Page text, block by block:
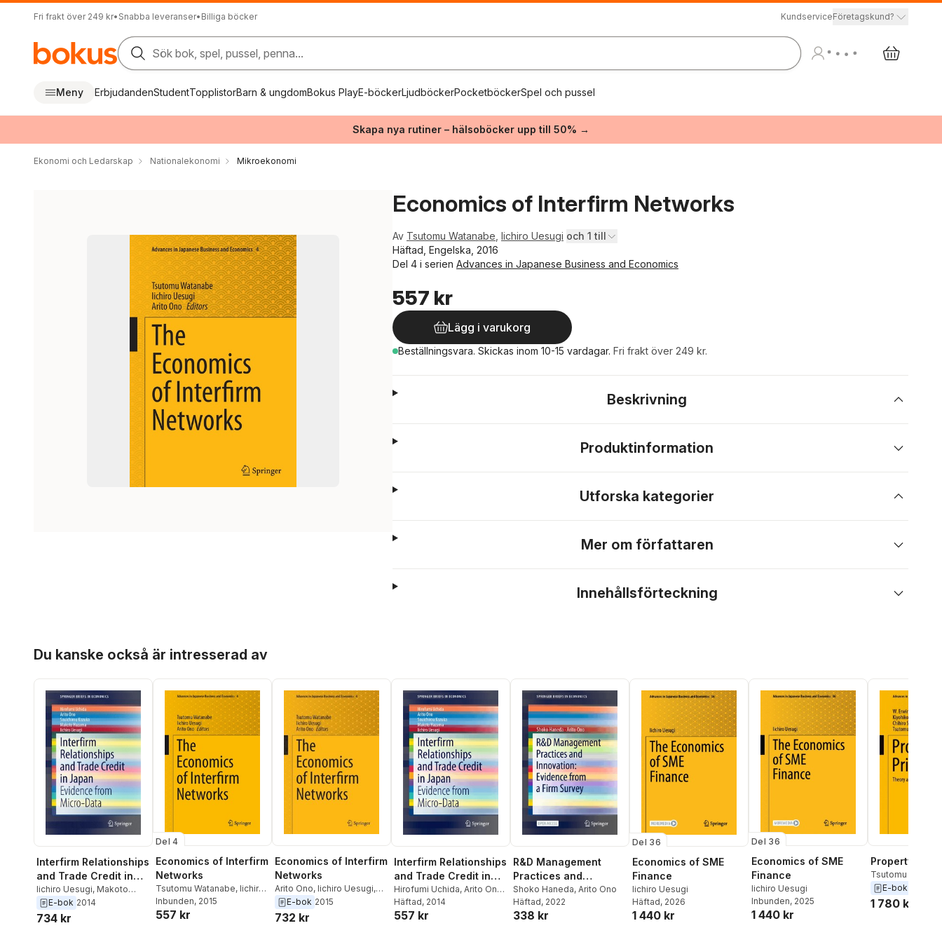
Fri frakt över 249 kr• Snabba leveranser• Billiga böcker KundserviceFöretagskund?
Sök bok, spel, pussel, penna...
Meny ErbjudandenStudentTopplistorBarn & ungdomBokus PlayE-böckerLjudböckerPocketböckerSpel och pussel
Skapa nya rutiner – hälsoböcker upp till 50% →
Ekonomi och Ledarskap Nationalekonomi Mikroekonomi
Economics of Interfirm Networks
Av Tsutomu Watanabe Iichiro Uesugi och 1 till
Häftad, Engelska, 2016
Del 4 i serien Advances in Japanese Business and Economics
557 kr
Lägg i varukorg
Beställningsvara. Skickas inom 10-15 vardagar. Fri frakt över 249 kr.
Beskrivning
Produktinformation
Utforska kategorier
Mer om författaren
Innehållsförteckning
Du kanske också är intresserad av
Interfirm Relationships
and Trade Credit in
Japan
Iichiro Uesugi, Makoto
Hazama, Souichirou
Kozuka,
E-bok 2014
734 kr
Del 4
Economics of Interfirm
Networks
Tsutomu Watanabe, Iichiro
Uesugi,Arito Ono
Inbunden, 2015
557 kr
Economics of Interfirm
Networks
Arito Ono, Iichiro Uesugi,
Tsutomu Watanabe
E-bok 2015
732 kr
Interfirm Relationships
and Trade Credit in
Japan
Hirofumi Uchida, Arito Ono ,
Souichirou Kozuka
Hazama,
Häftad, 2014
557 kr
R&D Management
Practices and
Innovation: Evidence
from a Firm Survey
Shoko Haneda, Arito Ono
Häftad, 2022
338 kr
Del 36
Economics of SME
Finance
Iichiro Uesugi
Häftad, 2026
1 440 kr
Del 36
Economics of SME
Finance
Iichiro Uesugi
Inbunden, 2025
1 440 kr
Property
Tsutomu
Shimizu,
Nishimura
E-bok
1 780 kr